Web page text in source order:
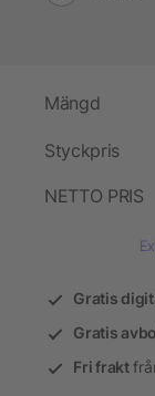
Mängd
Styckpris
NETTO PRIS
Gratis
Gratis
Fri frakt